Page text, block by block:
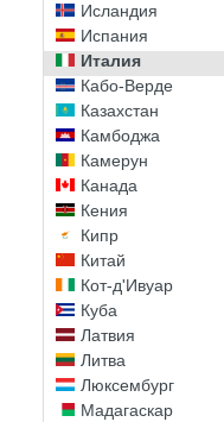
Исландия
Испания
Италия
Кабо-Верде
Казахстан
Камбоджа
Камерун
Канада
Кения
Кипр
Китай
Кот-д'Ивуар
Куба
Латвия
Литва
Люксембург
Мадагаскар